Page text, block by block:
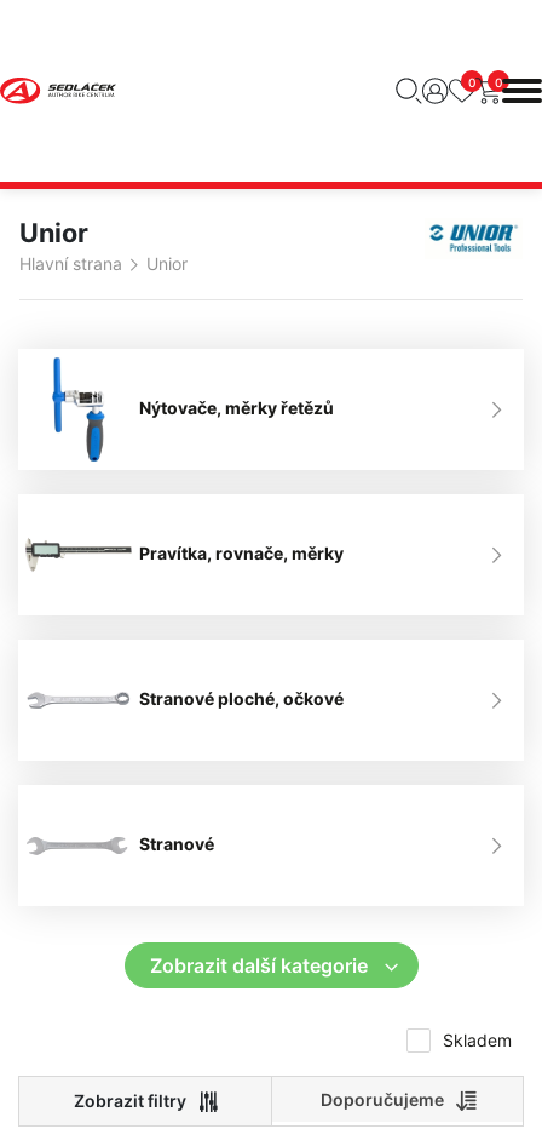
0 0
Unior
Hlavní strana Unior
Nýtovače, měrky řetězů
Pravítka, rovnače, měrky
Stranové ploché, očkové
Stranové
Skladem
Doporučujeme